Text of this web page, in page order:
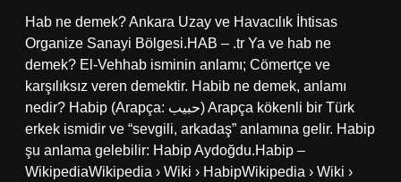
Hab ne demek? Ankara Uzay ve Havacılık İhtisas
Organize Sanayi Bölgesi.HAB – .tr Ya ve hab ne
demek? El-Vehhab isminin anlamı; Cömertçe ve
karşılıksız veren demektir. Habib ne demek, anlamı
nedir? Habip (Arapça: حبيب) Arapça kökenli bir Türk
erkek ismidir ve “sevgili, arkadaş” anlamına gelir. Habip
şu anlama gelebilir: Habip Aydoğdu.Habip –
WikipediaWikipedia › Wiki › HabipWikipedia › Wiki ›